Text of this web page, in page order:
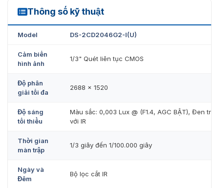
Thông số kỹ thuật
DS-2CD2046G2-I(U)
Model DS-2CD2046G2-I(U)
Cảm biến
hình ảnh
1/3" Quét liên tục CMOS
Độ phân
giải tối đa
2688 × 1520
Độ sáng
tối thiểu
Màu sắc: 0,003 Lux @ (F1.4, AGC BẬT), Đen
với IR
Thời gian
màn trập
1/3 giây đến 1/100.000 giây
Ngày và
Đêm
Bộ lọc cắt IR